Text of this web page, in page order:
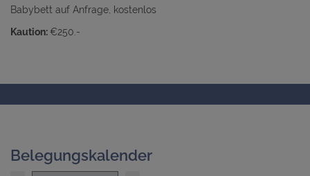
Babybett auf Anfrage, kostenlos
Kaution:€250.-
Belegungskalender